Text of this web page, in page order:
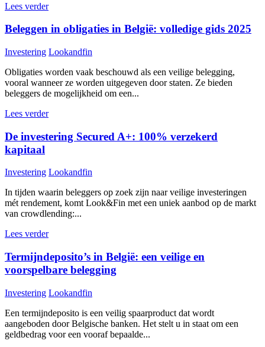
Lees verder
Beleggen in obligaties in België: volledige gids 2025
Investering Lookandfin
Obligaties worden vaak beschouwd als een veilige belegging,
vooral wanneer ze worden uitgegeven door staten. Ze bieden
beleggers de mogelijkheid om een...
Lees verder
De investering Secured A+: 100% verzekerd
kapitaal
Investering Lookandfin
In tijden waarin beleggers op zoek zijn naar veilige investeringen
mét rendement, komt Look&Fin met een uniek aanbod op de markt
van crowdlending:...
Lees verder
Termijndeposito’s in België: een veilige en
voorspelbare belegging
Investering Lookandfin
Een termijndeposito is een veilig spaarproduct dat wordt
aangeboden door Belgische banken. Het stelt u in staat om een
geldbedrag voor een vooraf bepaalde...